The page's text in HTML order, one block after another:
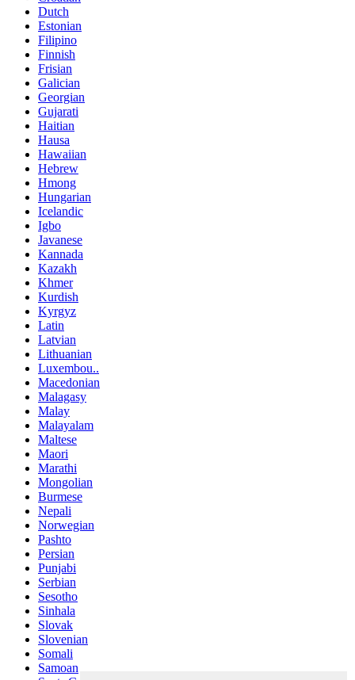
Dutch
Estonian
Filipino
Finnish
Frisian
Galician
Georgian
Gujarati
Haitian
Hausa
Hawaiian
Hebrew
Hmong
Hungarian
Icelandic
Igbo
Javanese
Kannada
Kazakh
Khmer
Kurdish
Kyrgyz
Latin
Latvian
Lithuanian
Luxembou..
Macedonian
Malagasy
Malay
Malayalam
Maltese
Maori
Marathi
Mongolian
Burmese
Nepali
Norwegian
Pashto
Persian
Punjabi
Serbian
Sesotho
Sinhala
Slovak
Slovenian
Somali
Samoan